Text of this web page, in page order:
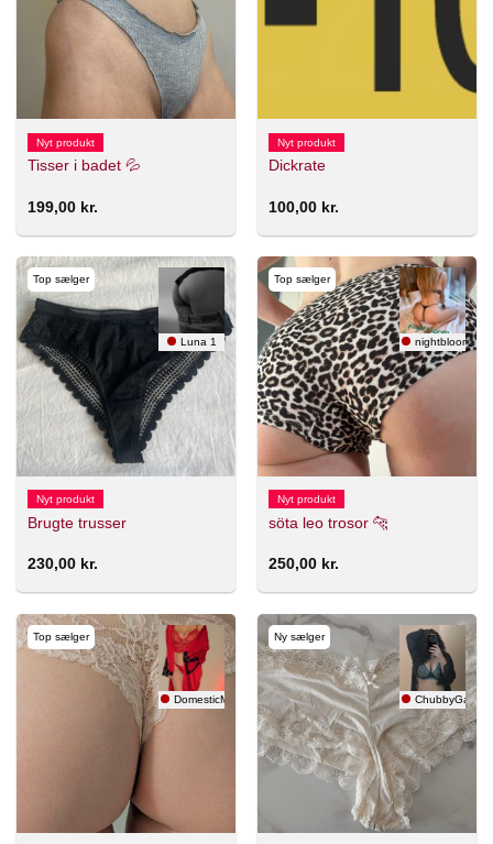
Nyt produkt
Tisser i badet 💦
199,00 kr.
Nyt produkt
Dickrate
100,00 kr.
Top sælger
Luna 1
Nyt produkt
Brugte trusser
230,00 kr.
Top sælger
nightbloom
Nyt produkt
söta leo trosor 🐆
250,00 kr.
Top sælger
DomesticMama
Ny sælger
ChubbyGamer